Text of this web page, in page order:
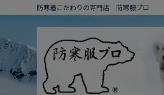
防寒着こだわりの専門店 防寒服プロ